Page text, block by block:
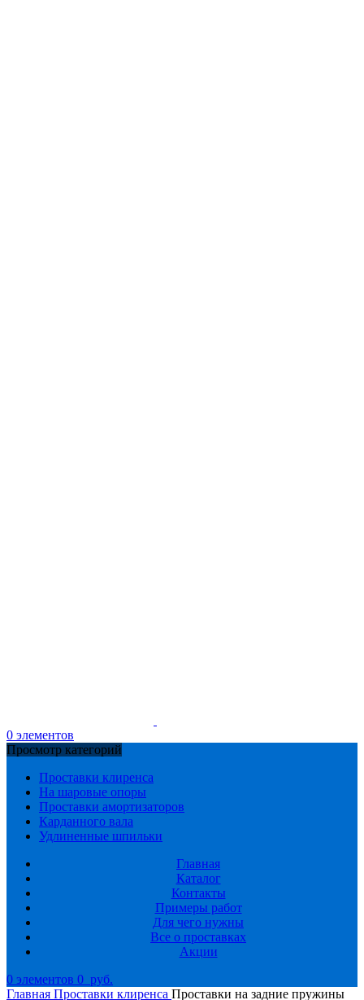
0 элементов
Просмотр категорий
Проставки клиренса
На шаровые опоры
Проставки амортизаторов
Карданного вала
Удлиненные шпильки
Главная
Каталог
Контакты
Примеры работ
Для чего нужны
Все о проставках
Акции
0 элементов 0 руб.
Главная Проставки клиренса Проставки на задние пружины